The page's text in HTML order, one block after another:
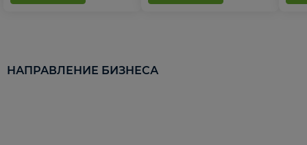
НАПРАВЛЕНИЕ БИЗНЕСА